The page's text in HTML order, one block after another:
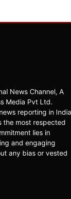
News Channel, A
Media Pvt Ltd.
reporting in
the most respected
lies in
and engaging
any bias or vested